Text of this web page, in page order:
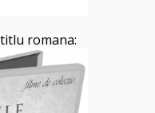
romana: